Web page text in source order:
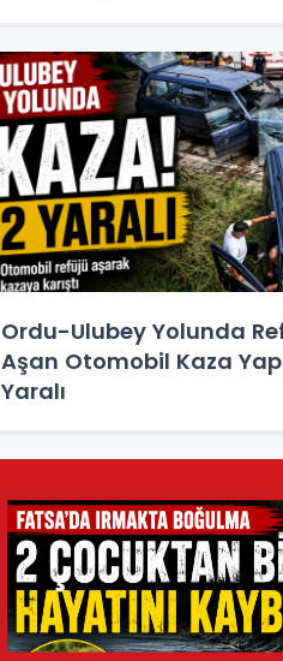
Ordu-Ulubey Yolunda
Aşan Otomobil Kaza
Yaralı